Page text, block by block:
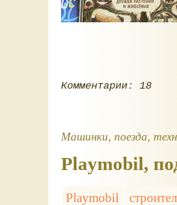
Комментарии: 18
Машинки, поезда,
Playmobil,
Playmobil